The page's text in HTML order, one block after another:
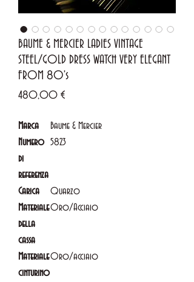
BAUME & MERCIER LADIES VINTAGE
STEEL/GOLD DRESS WATCH VERY ELEGANT
FROM 80's
480,00 €Prezzo
Marca
Baume & Mercier
Numero
di
referenza
5823
Carica
Quarzo
Materiale
della
cassa
Oro/Acciaio
Materiale
cinturino
Oro/acciaio